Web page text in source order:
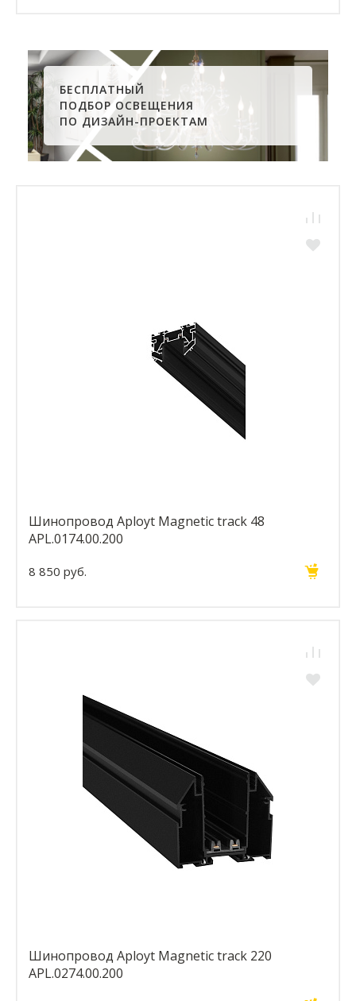
БЕСПЛАТНЫЙ
ПОДБОР ОСВЕЩЕНИЯ
ПО ДИЗАЙН-ПРОЕКТАМ
Шинопровод Aployt Magnetic track 48
APL.0174.00.200
8 850 руб.
Шинопровод Aployt Magnetic track 220
APL.0274.00.200